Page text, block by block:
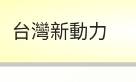
內
台灣新動力